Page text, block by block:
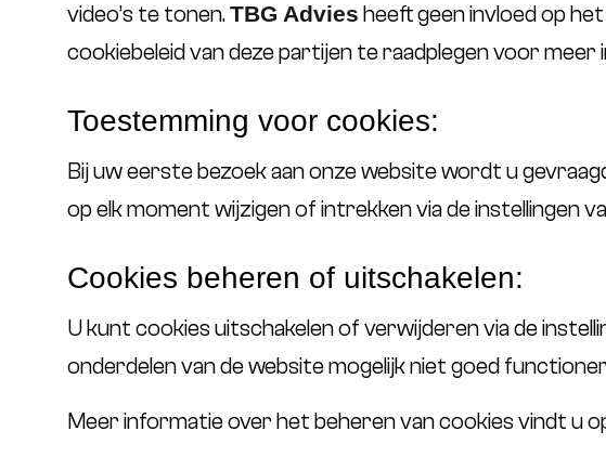
video’s te tonen.TBG Advies heeft geen invloed op
cookiebeleid van deze partijen te raadplegen voor meer
Toestemming voor cookies:
Bij uw eerste bezoek aan onze website wordt u
op elk moment wijzigen of intrekken via de instellingen
Cookies beheren of uitschakelen:
U kunt cookies uitschakelen of verwijderen via de
onderdelen van de website mogelijk niet goed
Meer informatie over het beheren van cookies vindt u